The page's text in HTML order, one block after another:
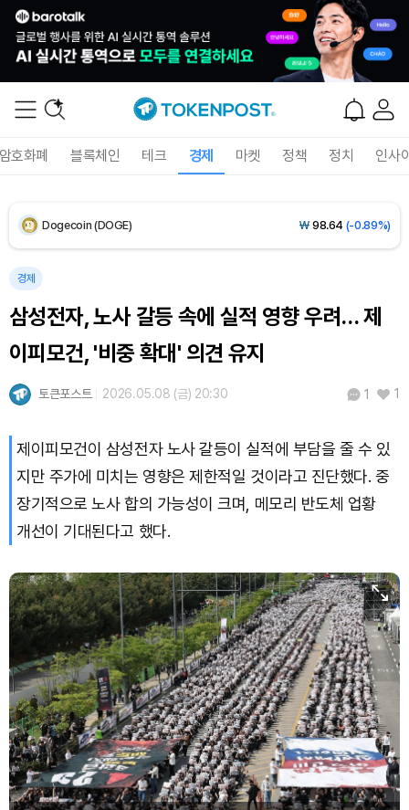
호화폐 블록체인 테크 경제 마켓 정책 정치 인사
Solana (SOL) ₩ 103,940(-1.43%)
Bitcoin (BTC) 91,694,058 (-0.77%)
경제
삼성전자, 노사 갈등 속에 실적 영향 우려… 제
이피모건, '비중 확대' 의견 유지
토큰포스트 2026.05.08 (금) 20:30 1 1
제이피모건이 삼성전자 노사 갈등이 실적에 부담을 줄 수 있
지만 주가에 미치는 영향은 제한적일 것이라고 진단했다. 중
장기적으로 노사 합의 가능성이 크며, 메모리 반도체 업황
개선이 기대된다고 했다.